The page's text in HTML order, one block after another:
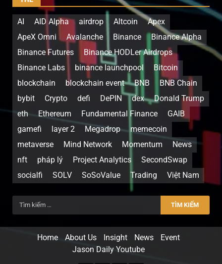
AI AID Alpha airdrop Altcoin
Apex
ApeX Omni
Avalanche Binance
Binance Alpha
Binance Futures
Binance HODLer Airdrops
Binance Labs
binance launchpool
Bitcoin
blockchain
blockchain event BNB
BNB Chain
bybit
Crypto defi DePIN dex
Donald Trump
eth
Ethereum Fundamental Finance
GAIB
gamefi
layer 2 Megadrop
memecoin
metaverse
Mind Network Momentum
News
nft
pháp lý Project Analytics
SecondSwap
socialfi
SOLV SoSoValue Trading Việt Nam
Home About Us Insight News
Event
Jason Daily Youtube